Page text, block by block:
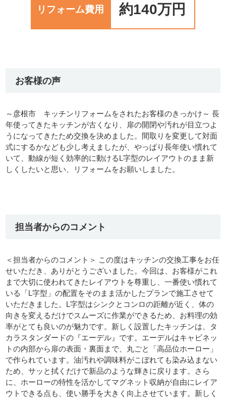
リフォーム費用 約140万円
お客様の声
～彦根市 キッチンリフォームをされたお客様のきっかけ～ 長
年使ってきたキッチンが古くなり、扉の開閉や汚れが目立つよ
うになってきたため交換を決めました。間取りを変更して対面
式にするかなども少し考えましたが、やっぱり長年使い慣れて
いて、動線が短く効率的に動けるL字型のレイアウトのまま新
しくしたいと思い、リフォームをお願いしました。
担当者からのコメント
＜担当者からのコメント＞ この度はキッチンの交換工事をお任
せいただき、ありがとうございました。今回は、お客様がこれ
まで大切に使われてきたレイアウトを尊重し、一番使い慣れて
いる「L字型」の配置をそのまま活かしたプランで施工させて
いただきました。L字型はシンクとコンロの距離が近く、体の
向きを変えるだけでスムーズに作業ができるため、お料理の効
率がとても良いのが魅力です。新しく設置したキッチンは、タ
カラスタンダードの『エーデル』です。エーデルはキャビネッ
トの内部から扉の表面・裏面まで、丸ごと「高品位ホーロー」
で作られています。油汚れや調味料がこぼれても染み込まない
ため、サッと拭くだけで新品のような輝きに戻ります。さら
に、ホーローの特性を活かしてマグネット収納が自由にレイア
ウトできる点も、使い勝手を大きく向上させています。新しく